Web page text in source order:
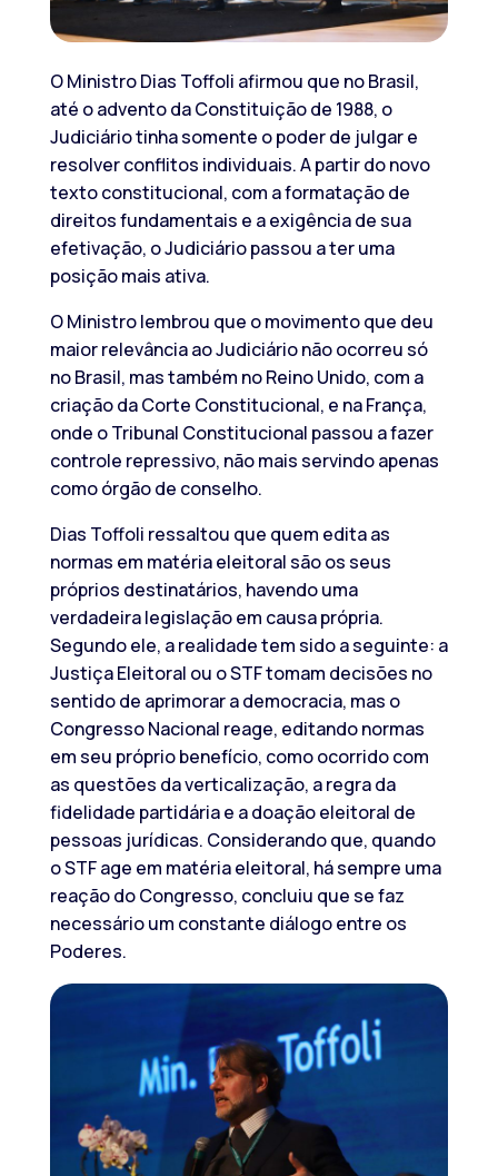
O Ministro Dias Toffoli afirmou que no Brasil,
até o advento da Constituição de 1988, o
Judiciário tinha somente o poder de julgar e
resolver conflitos individuais. A partir do novo
texto constitucional, com a formatação de
direitos fundamentais e a exigência de sua
efetivação, o Judiciário passou a ter uma
posição mais ativa.
O Ministro lembrou que o movimento que deu
maior relevância ao Judiciário não ocorreu só
no Brasil, mas também no Reino Unido, com a
criação da Corte Constitucional, e na França,
onde o Tribunal Constitucional passou a fazer
controle repressivo, não mais servindo apenas
como órgão de conselho.
Dias Toffoli ressaltou que quem edita as
normas em matéria eleitoral são os seus
próprios destinatários, havendo uma
verdadeira legislação em causa própria.
Segundo ele, a realidade tem sido a seguinte: a
Justiça Eleitoral ou o STF tomam decisões no
sentido de aprimorar a democracia, mas o
Congresso Nacional reage, editando normas
em seu próprio benefício, como ocorrido com
as questões da verticalização, a regra da
fidelidade partidária e a doação eleitoral de
pessoas jurídicas. Considerando que, quando
o STF age em matéria eleitoral, há sempre uma
reação do Congresso, concluiu que se faz
necessário um constante diálogo entre os
Poderes.